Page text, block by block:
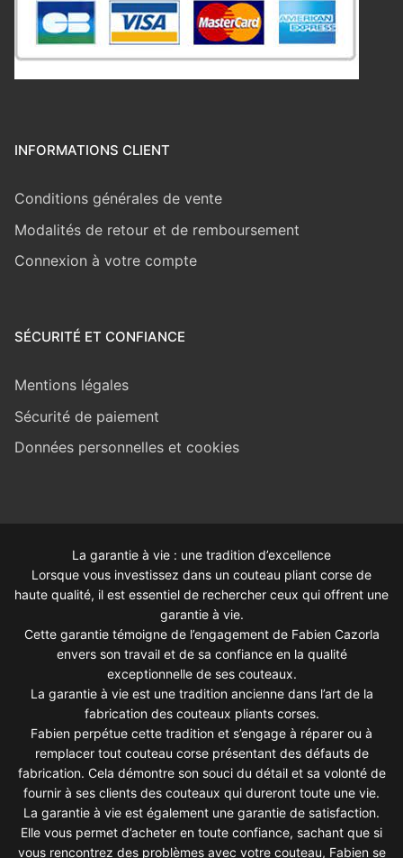
INFORMATIONS CLIENT
Conditions générales de vente
Modalités de retour et de remboursement
Connexion à votre compte
SÉCURITÉ ET CONFIANCE
Mentions légales
Sécurité de paiement
Données personnelles et cookies
La garantie à vie : une tradition d’excellence
Lorsque vous investissez dans un couteau pliant corse de
haute qualité, il est essentiel de rechercher ceux qui offrent une
garantie à vie.
Cette garantie témoigne de l’engagement de Fabien Cazorla
envers son travail et de sa confiance en la qualité
exceptionnelle de ses couteaux.
La garantie à vie est une tradition ancienne dans l’art de la
fabrication des couteaux pliants corses.
Fabien perpétue cette tradition et s’engage à réparer ou à
remplacer tout couteau corse présentant des défauts de
fabrication. Cela démontre son souci du détail et sa volonté de
fournir à ses clients des couteaux qui dureront toute une vie.
La garantie à vie est également une garantie de satisfaction.
Elle vous permet d’acheter en toute confiance, sachant que si
vous rencontrez des problèmes avec votre couteau, Fabien se